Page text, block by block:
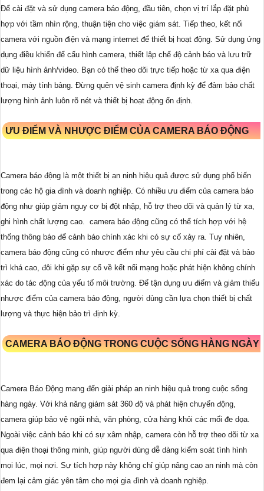
Để cài đặt và sử dụng camera báo động, đầu tiên, chọn vị trí lắp đặt phù
hợp với tầm nhìn rộng, thuận tiện cho việc giám sát. Tiếp theo, kết nối
camera với nguồn điện và mạng internet để thiết bị hoạt động. Sử dụng ứng
dụng điều khiển để cấu hình camera, thiết lập chế độ cảnh báo và lưu trữ
dữ liệu hình ảnh/video. Bạn có thể theo dõi trực tiếp hoặc từ xa qua điện
thoại, máy tính bảng. Đừng quên vệ sinh camera định kỳ để đảm bảo chất
lượng hình ảnh luôn rõ nét và thiết bị hoạt động ổn định.
ƯU ĐIỂM VÀ NHƯỢC ĐIỂM CỦA CAMERA BÁO ĐỘNG
Camera báo động là một thiết bị an ninh hiệu quả được sử dụng phổ biến
trong các hộ gia đình và doanh nghiệp. Có nhiều ưu điểm của camera báo
động như giúp giảm nguy cơ bị đột nhập, hỗ trợ theo dõi và quản lý từ xa,
ghi hình chất lượng cao.
camera báo động cũng có thể tích hợp với hệ
thống thông báo để cảnh báo chính xác khi có sự cố xảy ra. Tuy nhiên,
camera báo động cũng có nhược điểm như yêu cầu chi phí cài đặt và bảo
trì khá cao, đôi khi gặp sự cố về kết nối mạng hoặc phát hiện không chính
xác do tác động của yếu tố môi trường. Để tận dụng ưu điểm và giảm thiểu
nhược điểm của camera báo động, người dùng cần lựa chọn thiết bị chất
lượng và thực hiện bảo trì định kỳ.
CAMERA BÁO ĐỘNG TRONG CUỘC SỐNG HÀNG NGÀY
Camera Báo Động mang đến giải pháp an ninh hiệu quả trong cuộc sống
hàng ngày. Với khả năng giám sát 360 độ và phát hiện chuyển động,
camera giúp bảo vệ ngôi nhà, văn phòng, cửa hàng khỏi các mối đe dọa.
Ngoài việc cảnh báo khi có sự xâm nhập, camera còn hỗ trợ theo dõi từ xa
qua điện thoại thông minh, giúp người dùng dễ dàng kiểm soát tình hình
mọi lúc, mọi nơi. Sự tích hợp này không chỉ giúp nâng cao an ninh mà còn
đem lại cảm giác yên tâm cho mọi gia đình và doanh nghiệp.